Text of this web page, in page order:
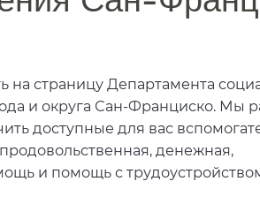
на страницу Департамента
и округа Сан-Франциско. Мы
доступные для вас
продовольственная, денежная,
и помощь с